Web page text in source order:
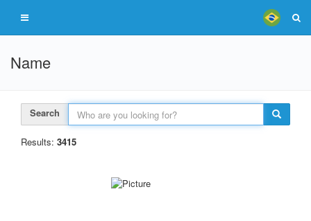
Name
Search
Results: 3415